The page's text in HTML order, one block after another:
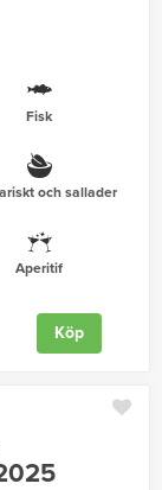
Fisk
och sallader
Aperitif
Köp